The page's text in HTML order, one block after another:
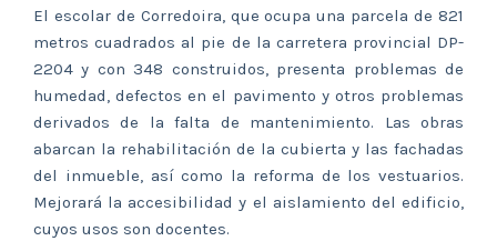
El escolar de Corredoira, que ocupa una parcela de 821
metros cuadrados al pie de la carretera provincial DP-
2204 y con 348 construidos, presenta problemas de
humedad, defectos en el pavimento y otros problemas
derivados de la falta de mantenimiento. Las obras
abarcan la rehabilitación de la cubierta y las fachadas
del inmueble, así como la reforma de los vestuarios.
Mejorará la accesibilidad y el aislamiento del edificio,
cuyos usos son docentes.